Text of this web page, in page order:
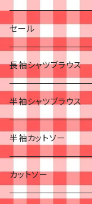
セール
長袖シャツブラウス
半袖シャツブラウス
半袖カットソー
カットソー